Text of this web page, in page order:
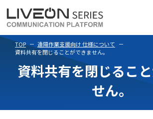
TOP
遠隔作業支援向け 仕様について
資料共有を閉じることができません。
資料共有を閉じるこ
せん。